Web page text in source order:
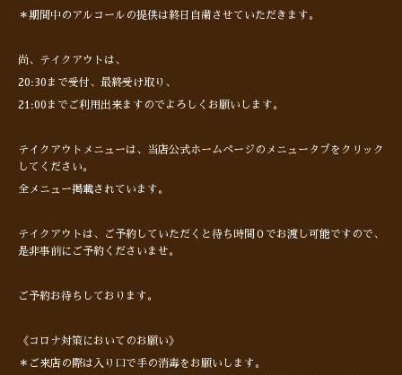
＊期間中のアルコールの提供は終日自粛させていただきます。
尚、テイクアウトは、
20:30まで受付、最終受け取り、
21:00までご利用出来ますのでよろしくお願いします。
テイクアウトメニューは、当店公式ホームページのメニュータブをクリック
してください。
全メニュー掲載されています。
テイクアウトは、ご予約していただくと待ち時間０でお渡し可能ですので、
是非事前にご予約くださいませ。
ご予約お待ちしております。
《コロナ対策においてのお願い》
＊ご来店の際は入り口で手の消毒をお願いします。